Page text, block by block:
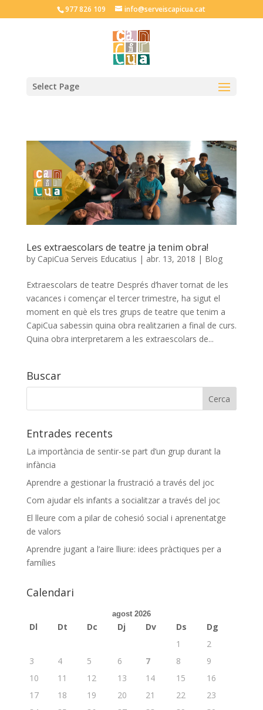
977 826 109 info@serveiscapicua.cat
Select Page
Les extraescolars de teatre ja tenim obra!
by CapiCua Serveis Educatius | abr. 13, 2018 | Blog
Extraescolars de teatre Després d’haver tornat de les
vacances i començar el tercer trimestre, ha sigut el
moment en què els tres grups de teatre que tenim a
CapiCua sabessin quina obra realitzarien a final de curs.
Quina obra interpretarem a les extraescolars de...
Buscar
Entrades recents
La importància de sentir-se part d’un grup durant la
infància
Aprendre a gestionar la frustració a través del joc
Com ajudar els infants a socialitzar a través del joc
El lleure com a pilar de cohesió social i aprenentatge
de valors
Aprendre jugant a l’aire lliure: idees pràctiques per a
famílies
Calendari
agost 2026
Dl Dt Dc Dj Dv Ds
Dg
1
2
3
4 5 6 7 8
9
10
11 12 13 14 15
16
17
18 19 20 21 22
23